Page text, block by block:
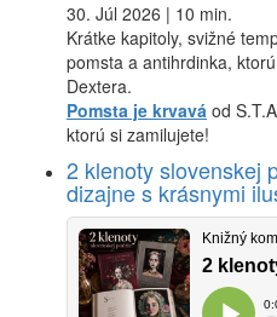
30. Júl 2026 | 10 min.
Krátke kapitoly, svižné
pomsta a antihrdinka,
Dextera.
Pomsta je krvavá od
ktorú si zamilujete!
2 klenoty slovenskej
dizajne s krásnymi